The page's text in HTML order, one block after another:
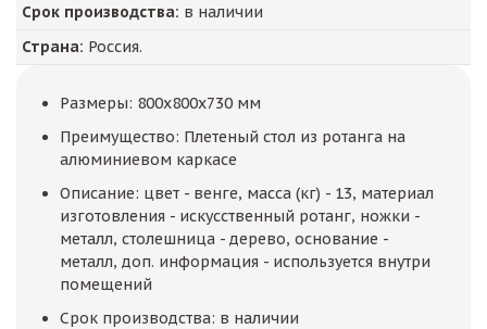
Срок производства: в наличии
Страна: Россия.
Размеры: 800x800x730 мм
Преимущество: Плетеный стол из ротанга на
алюминиевом каркасе
Описание: цвет - венге, масса (кг) - 13, материал
изготовления - искусственный ротанг, ножки -
металл, столешница - дерево, основание -
металл, доп. информация - используется внутри
помещений
Срок производства: в наличии